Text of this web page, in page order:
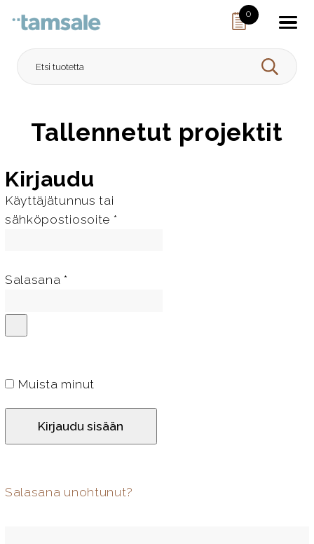
0
HAE
Tallennetut projektit
Kirjaudu
Käyttäjätunnus tai
sähköpostiosoite *
Salasana *
a
a
n
Muista minut
Kirjaudu sisään
Salasana unohtunut?